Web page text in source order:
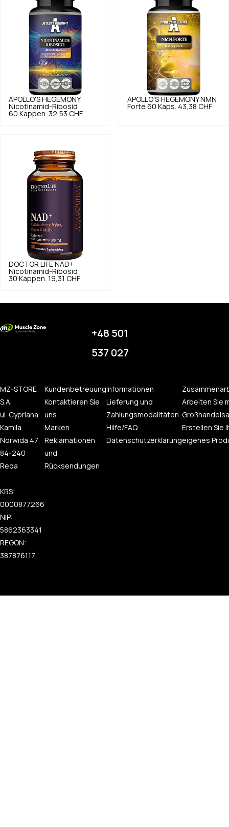
APOLLO'S HEGEMONY
Nicotinamid-Ribosid
60 Kappen. 32,53 CHF
APOLLO'S HEGEMONY NMN
Forte 60 Kaps. 43,38 CHF
DOCTOR LIFE NAD+
Nicotinamid-Ribosid
30 Kappen. 19,31 CHF
+48 501
537 027
MZ-STORE
S.A.
ul. Cypriana
Kamila
Norwida 47
84-240
Reda
KRS:
0000877266
NIP:
5862363341
REGON:
387876117
Kundenbetreuung
Kontaktieren Sie
uns
Marken
Reklamationen
und
Rücksendungen
Informationen
Lieferung und
Zahlungsmodalitäten
Hilfe/FAQ
Datenschutzerklärung
Arbeiten Sie
Erstellen Sie
eigenes